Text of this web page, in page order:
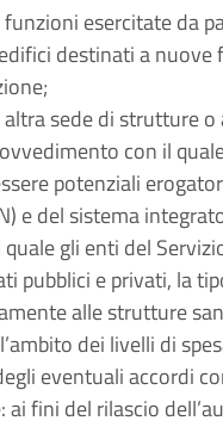
esercitate da
destinati a
sede di strutture
con il
potenziali
e del sistema
gli enti del
pubblici e privati, la
alle strutture
dei livelli di
eventuali accordi
fini del rilascio